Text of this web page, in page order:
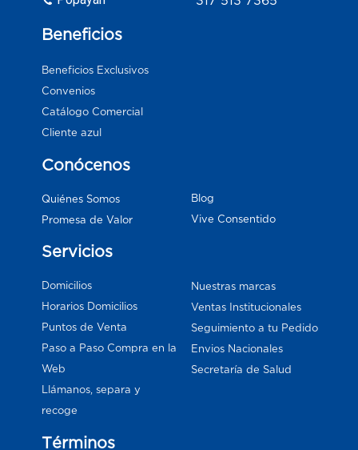
Beneficios
Beneficios Exclusivos
Convenios
Catálogo Comercial
Cliente azul
Conócenos
Quiénes Somos
Promesa de Valor
Blog
Vive Consentido
Servicios
Domicilios
Horarios Domicilios
Puntos de Venta
Paso a Paso Compra en la
Web
Llámanos, separa y
recoge
Nuestras marcas
Ventas Institucionales
Seguimiento a tu Pedido
Envios Nacionales
Secretaría de Salud
Términos